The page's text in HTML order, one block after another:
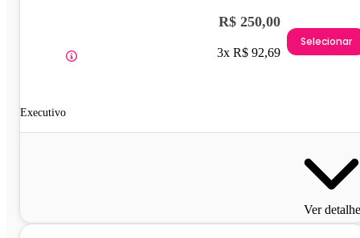
Executivo
R$ 250,00
3x R$ 92,69
Selecionar
Ver